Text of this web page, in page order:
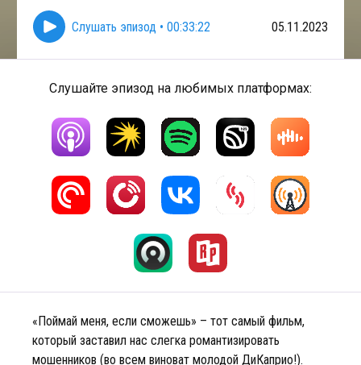
Слушать эпизод • 00:33:22 05.11.2023
Слушайте эпизод на любимых платформах:
«Поймай меня, если сможешь» – тот самый фильм,
который заставил нас слегка романтизировать
мошенников (во всем виноват молодой ДиКаприо!).